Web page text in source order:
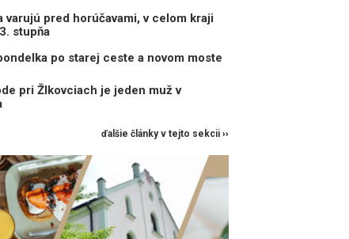
varujú pred horúčavami, v celom kraji
stupňa
po starej ceste a novom moste
pri Žlkovciach je jeden muž v
ďalšie články v tejto sekcii ››